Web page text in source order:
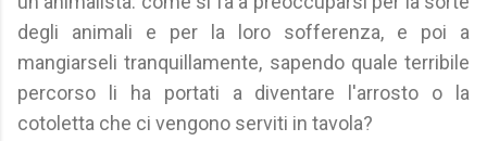
degli animali e per la loro sofferenza, e poi a
mangiarseli tranquillamente, sapendo quale terribile
percorso li ha portati a diventare l'arrosto o la
cotoletta che ci vengono serviti in tavola?